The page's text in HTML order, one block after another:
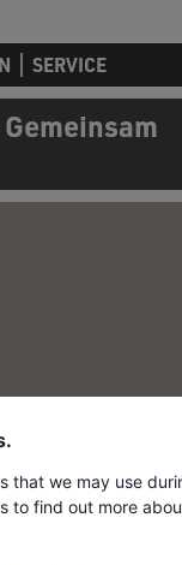
SERVICE
durch die
für alles, was im
that we may use
to find out more